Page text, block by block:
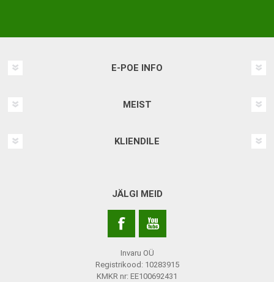
E-POE INFO
MEIST
KLIENDILE
JÄLGI MEID
Invaru OÜ
Registrikood: 10283915
KMKR nr: EE100692431